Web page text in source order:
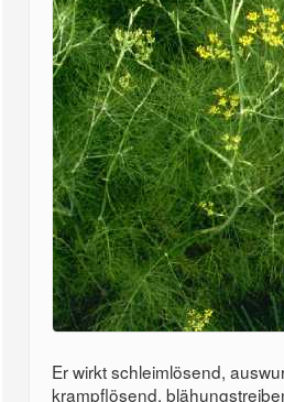
Er wirkt schleimlösend,
krampflösend,